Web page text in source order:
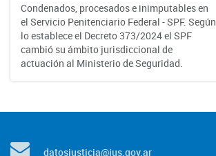
Condenados, procesados e inimputables en
el Servicio Penitenciario Federal - SPF. Según
lo establece el Decreto 373/2024 el SPF
cambió su ámbito jurisdiccional de
actuación al Ministerio de Seguridad.
datosjusticia@jus.gov.ar